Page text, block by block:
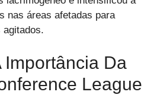
nas áreas afetadas para
agitados.
Importância Da
League